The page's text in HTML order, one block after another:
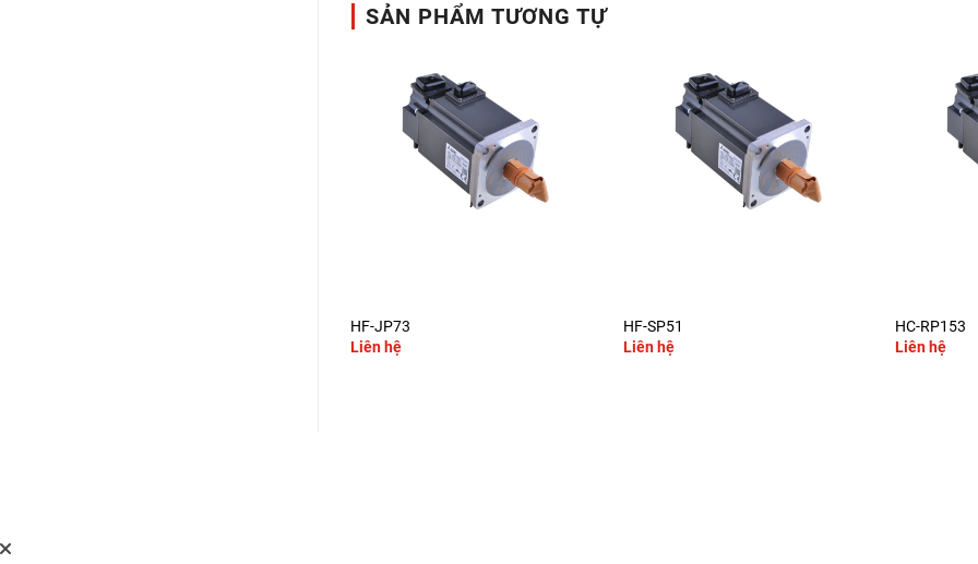
SẢN PHẨM TƯƠNG TỰ
HF-JP73
Liên hệ
HF-SP51
Liên hệ
HC-RP153
Liên hệ